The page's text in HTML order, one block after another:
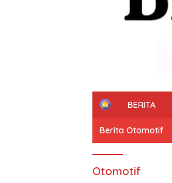
H
m
e
BERITA
Berita Otomotif
Otomotif